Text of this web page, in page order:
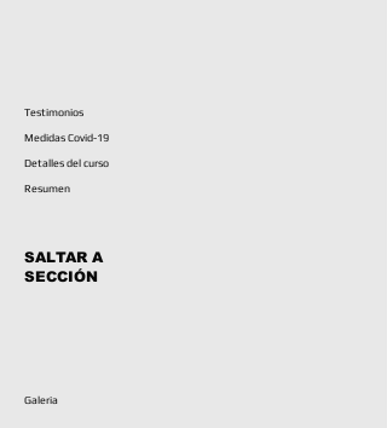
Testimonios
Medidas Covid-19
Detalles del curso
Resumen
SALTAR A
SECCIÓN
Galeria